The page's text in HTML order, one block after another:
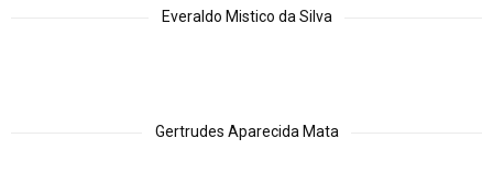
Everaldo Mistico da Silva
Gertrudes Aparecida Mata